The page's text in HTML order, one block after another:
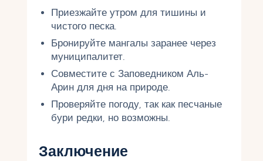
Приезжайте утром для тишины и
чистого песка.
Бронируйте мангалы заранее через
муниципалитет.
Совместите с Заповедником Аль-
Арин для дня на природе.
Проверяйте погоду, так как песчаные
бури редки, но возможны.
Заключение